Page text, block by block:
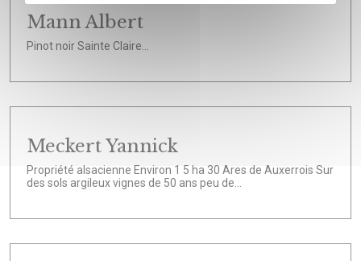
Mann Albert
Pinot noir Sainte Claire...
Meckert Yannick
Propriété alsacienne Environ 1 5 ha 30 Ares de Auxerrois Sur
des sols argileux vignes de 50 ans peu de...